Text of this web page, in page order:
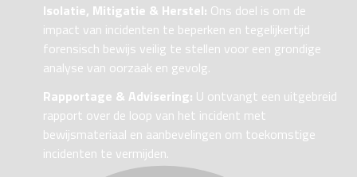
Isolatie, Mitigatie & Herstel: Ons doel is om de
impact van incidenten te beperken en tegelijkertijd
forensisch bewijs veilig te stellen voor een grondige
analyse van oorzaak en gevolg.
Rapportage & Advisering: U ontvangt een uitgebreid
rapport over de loop van het incident met
bewijsmateriaal en aanbevelingen om toekomstige
incidenten te vermijden.